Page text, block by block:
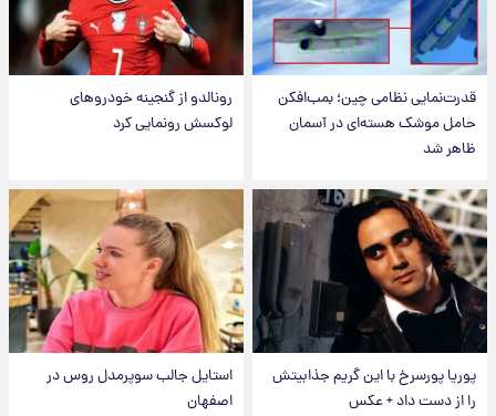
قدرت‌نمایی نظامی چین؛ بمب‌افکن
حامل موشک هسته‌ای در آسمان
ظاهر شد
رونالدو از گنجینه خودروهای
لوکسش رونمایی کرد
پوریا پورسرخ با این گریم جذابیتش
را از دست داد + عکس
استایل جالب سوپرمدل روس در
اصفهان